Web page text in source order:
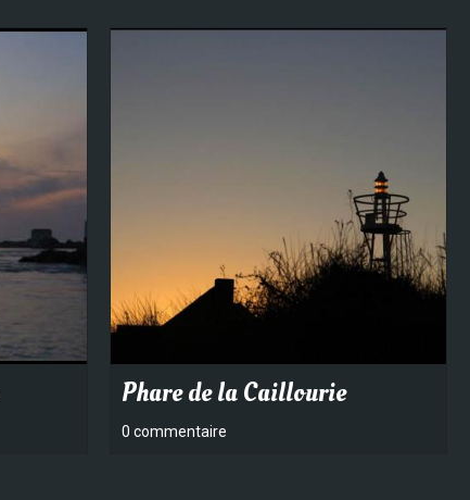
Phare de la Caillourie
0 commentaire